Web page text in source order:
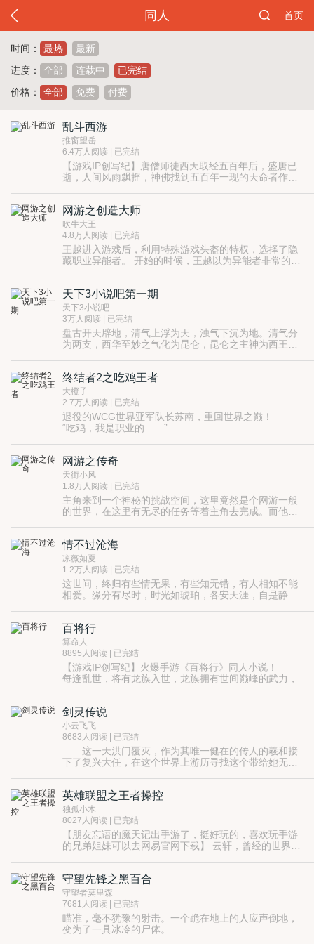
同人 首页
时间： 最热
最新
进度：
全部 连载中
已完结
价格：
全部 免费 付费
乱斗西游
推窗望岳
6.4万人阅读 | 已完结
【游戏IP创写纪】唐僧师徒西天取经五百年后，盛唐已
逝，人间风雨飘摇，神佛找到五百年一现的天命者作为
阅读携手网易人气游戏《乱斗西游》，带来游戏IP创写
纪第二波，《乱斗西游》游戏同名小说重磅上线。下载
乱斗西游2，进入乱斗世界，化身英雄来一场真正的西游
之战！http://app-
down.x.netease.com/download/game/ldxy/channel/
网游之创造大师
吹牛大王
4.8万人阅读 | 已完结
王越进入游戏后，利用特殊游戏头盔的特权，选择了隐
藏职业异能者。 开始的时候，王越以为异能者非常的普
炼药，造船……几乎无所不能。
天下3小说吧第一期
天下3小说吧
3万人阅读 | 已完结
盘古开天辟地，清气上浮为天，浊气下沉为地。清气分
为两支，西华至妙之气化为昆仑，昆仑之主神为西王
颛顼去后自称幽都王，始有首领。南极至善之气化为世
间生灵，大荒世界自此成形…… 《天下3》是网易自主
研发的首款全模式3D玄幻网游，集网易十年开发运营之
大成。游戏以东方上古玄幻神话为背景，展现了一个雄
奇壮丽、异彩纷呈的逼真虚拟世界，在游戏里，主人翁
们体验着爱恨情仇，沉浸在另一个江湖儿女的世界中。
天下三小说吧，纪录玩家点点滴滴，有官方剧本小说，
也有玩家的心得，更有玩家们融入了自己所有的情感创
造的一个个感人的天下3同人小说故事
终结者2之吃鸡王者
大橙子
2.7万人阅读 | 已完结
退役的WCG世界亚军队长苏南，重回世界之巅！
“吃鸡，我是职业的……”
网游之传奇
天街小风
1.8万人阅读 | 已完结
主角来到一个神秘的挑战空间，这里竟然是个网游一般
的世界，在这里有无尽的任务等着主角去完成。而他得
情不过沧海
凉薇如夏
1.2万人阅读 | 已完结
这世间，终归有些情无果，有些知无错，有人相知不能
相爱。缘分有尽时，时光如琥珀，各安天涯，自是静
不失岁月的温暖。
百将行
算命人
8895人阅读 | 已完结
【游戏IP创写纪】火爆手游《百将行》同人小说！
每逢乱世，将有龙族入世，龙族拥有世间巅峰的武力，
士，半神先知。
不一样的乱世，不一样的魔幻三国。
群雄汇聚，百将齐行，谁与争锋？
游戏官网：http://bjx.163.com/
剑灵传说
小云飞飞
8683人阅读 | 已完结
这一天洪门覆灭，作为其唯一健在的传人的羲和接
下了复兴大任，在这个世界上游历寻找这个带给她无尽
英雄联盟之王者操控
独孤小木
8027人阅读 | 已完结
【朋友忘语的魔天记出手游了，挺好玩的，喜欢玩手游
的兄弟姐妹可以去网易官网下载】 云轩，曾经的世界电
富，一个热爱的游戏，一个陌生又熟悉的世界，云轩能
在这个世界登上怎样的高度？
守望先锋之黑百合
守望者莫里森
7681人阅读 | 已完结
瞄准，毫不犹豫的射击。一个跪在地上的人应声倒地，
变为了一具冰冷的尸体。